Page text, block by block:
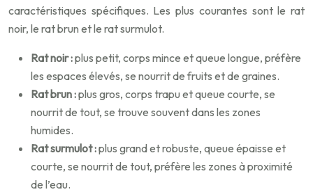
caractéristiques spécifiques. Les plus courantes sont le rat
noir, le rat brun et le rat surmulot.
Rat noir :plus petit, corps mince et queue longue, préfère
les espaces élevés, se nourrit de fruits et de graines.
Rat brun :plus gros, corps trapu et queue courte, se
nourrit de tout, se trouve souvent dans les zones
humides.
Rat surmulot :plus grand et robuste, queue épaisse et
courte, se nourrit de tout, préfère les zones à proximité
de l’eau.